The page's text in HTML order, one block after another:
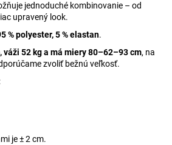
jednoduché kombinovanie – od
upravený look.
% polyester, 5 % elastan.
váži 52 kg a má miery 80–62–93 cm, na
zvoliť bežnú veľkosť.
je ± 2 cm.